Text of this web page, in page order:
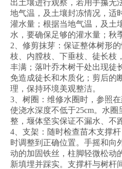
出土壤进行观察，若用手攥无
地气温，及土壤封冻情况，适
灌水量；根据当地气温，及土
水，要确保足够的灌水量；秋
2、修剪抹芽：保证整体树形
枝、内膛枝、下垂枝、徒长枝
丰满；落叶乔木树干处出现徒
免造成徒长和木质化；剪后的
理，保持环境美观整洁。
3、树圈：维修水圈时，参照
使浇水深度不低于25cm。水
整，堰体坚实保证不漏水、不
4、支架：随时检查苗木支撑
时调整到正确位置。手摇和向
动的加固铁丝，柱脚轻微松动
新填埋并踩实。支撑杆与树杆